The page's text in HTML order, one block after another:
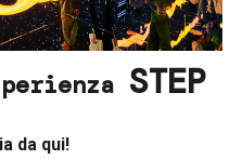
STEP
da qui!